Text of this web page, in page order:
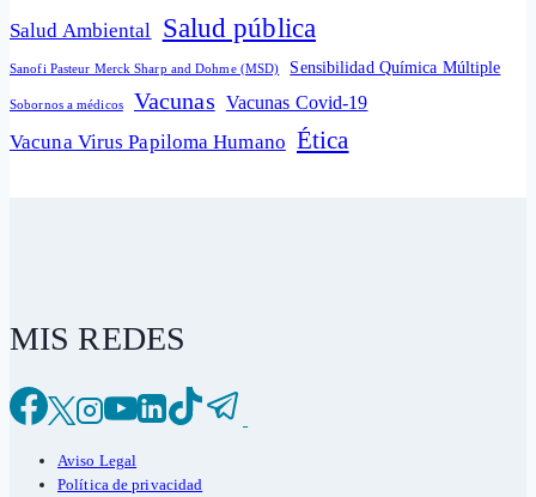
Salud Ambiental Salud pública
Sanofi Pasteur Merck Sharp and Dohme (MSD) Sensibilidad Química Múltiple
Sobornos a médicos Vacunas Vacunas Covid-19
Vacuna Virus Papiloma Humano Ética
MIS REDES
Aviso Legal
Política de privacidad